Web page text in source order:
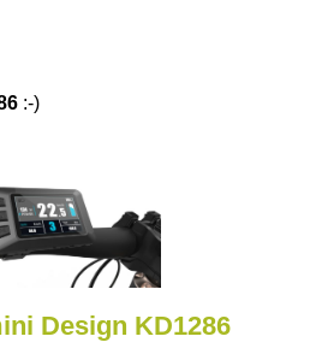
:-)
Design KD1286